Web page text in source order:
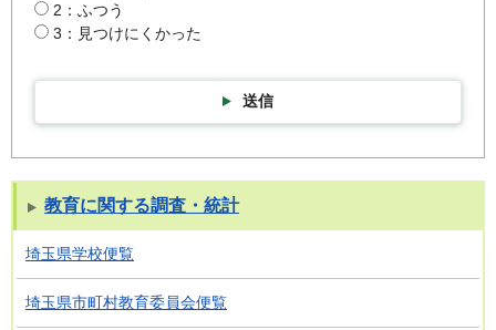
2：ふつう
3：見つけにくかった
送信
教育に関する調査・統計
埼玉県学校便覧
埼玉県市町村教育委員会便覧